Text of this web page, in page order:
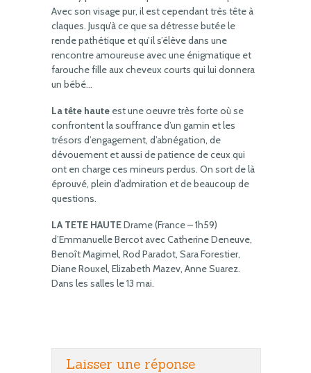
Avec son visage pur, il est cependant très tête à
claques. Jusqu’à ce que sa détresse butée le
rende pathétique et qu’il s’élève dans une
rencontre amoureuse avec une énigmatique et
farouche fille aux cheveux courts qui lui donnera
un bébé…
La tête haute est une oeuvre très forte où se
confrontent la souffrance d’un gamin et les
trésors d’engagement, d’abnégation, de
dévouement et aussi de patience de ceux qui
ont en charge ces mineurs perdus. On sort de là
éprouvé, plein d’admiration et de beaucoup de
questions.
LA TETE HAUTEDrame (France – 1h59)
d’Emmanuelle Bercot avec Catherine Deneuve,
Benoît Magimel, Rod Paradot, Sara Forestier,
Diane Rouxel, Elizabeth Mazev, Anne Suarez.
Dans les salles le 13 mai.
Laisser une réponse